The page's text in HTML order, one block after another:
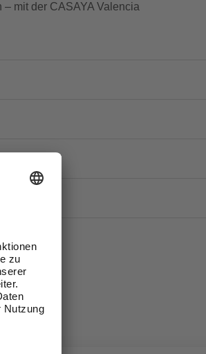
mit der CASAYA Valencia